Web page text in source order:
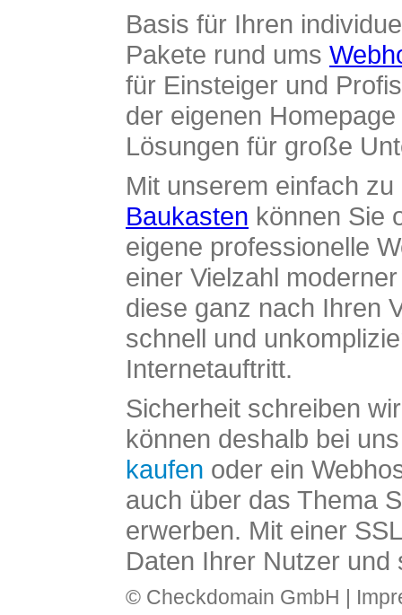
Basis für Ihren
Pakete rund ums
für Einsteiger und
der eigenen
Lösungen für große
Mit unserem einfach
Baukasten können Sie
eigene professionelle
einer Vielzahl
diese ganz nach Ihren
schnell und
Internetauftritt.
Sicherheit schreiben
können deshalb bei
kaufen oder ein
auch über das Thema
erwerben. Mit einer
Daten Ihrer Nutzer und
© Checkdomain GmbH |